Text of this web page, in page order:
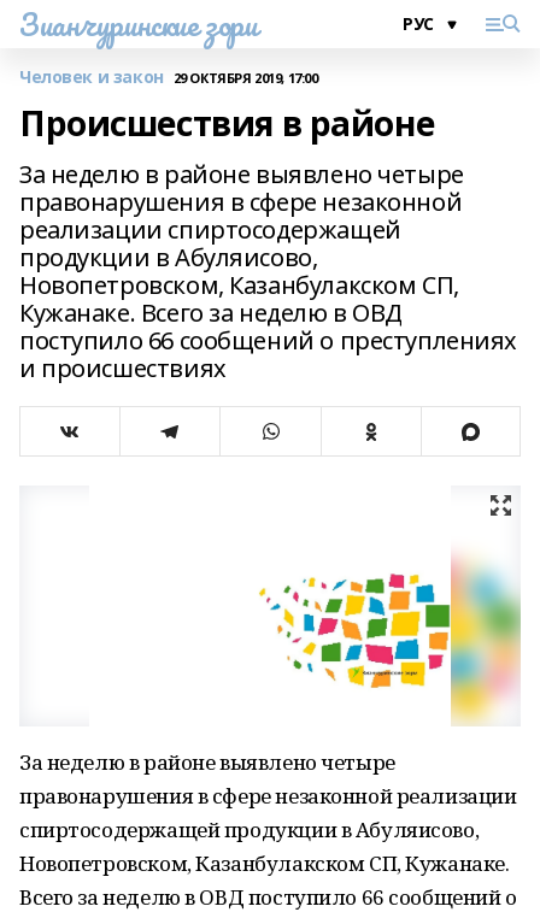
Зианчуринские зори
Человек и закон 29 ОКТЯБРЯ 2019, 17:00
Происшествия в районе
За неделю в районе выявлено четыре
правонарушения в сфере незаконной
реализации спиртосодержащей
продукции в Абуляисово,
Новопетровском, Казанбулакском СП,
Кужанаке. Всего за неделю в ОВД
поступило 66 сообщений о преступлениях
и происшествиях
За неделю в районе выявлено четыре
правонарушения в сфере незаконной реализации
спиртосодержащей продукции в Абуляисово,
Новопетровском, Казанбулакском СП, Кужанаке.
Всего за неделю в ОВД поступило 66 сообщений о